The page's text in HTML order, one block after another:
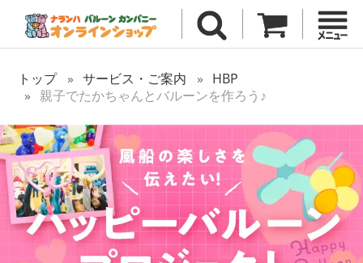
トップ サービス・ご案内
HBP
親子でたかちゃんとバルーンを作ろう♪